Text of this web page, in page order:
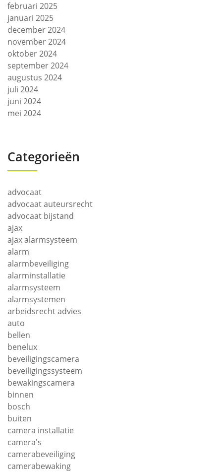
februari 2025
januari 2025
december 2024
november 2024
oktober 2024
september 2024
augustus 2024
juli 2024
juni 2024
mei 2024
Categorieën
advocaat
advocaat auteursrecht
advocaat bijstand
ajax
ajax alarmsysteem
alarm
alarmbeveiliging
alarminstallatie
alarmsysteem
alarmsystemen
arbeidsrecht advies
auto
bellen
benelux
beveiligingscamera
beveiligingssysteem
bewakingscamera
binnen
bosch
buiten
camera installatie
camera's
camerabeveiliging
camerabewaking